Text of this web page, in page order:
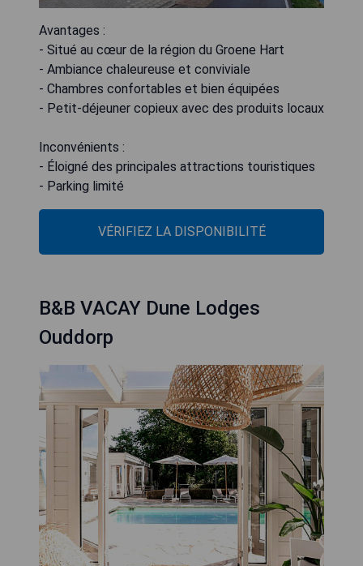
Avantages :
- Situé au cœur de la région du Groene Hart
- Ambiance chaleureuse et conviviale
- Chambres confortables et bien équipées
- Petit-déjeuner copieux avec des produits locaux
Inconvénients :
- Éloigné des principales attractions touristiques
- Parking limité
VÉRIFIEZ LA DISPONIBILITÉ
B&B VACAY Dune Lodges
Ouddorp